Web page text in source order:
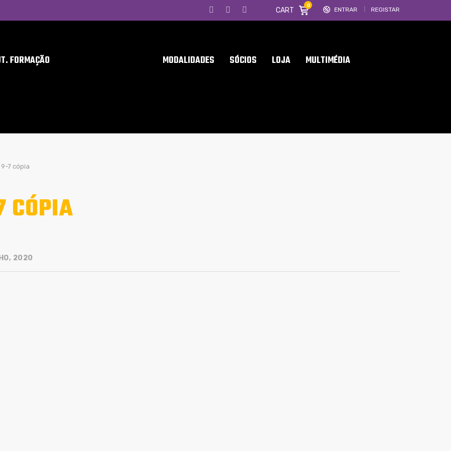
ENTRAR REGISTAR
CART
0
FORMAÇÃO MODALIDADES SÓCIOS LOJA MULTIMÉDIA
9-7 cópia
CÓPIA
2020